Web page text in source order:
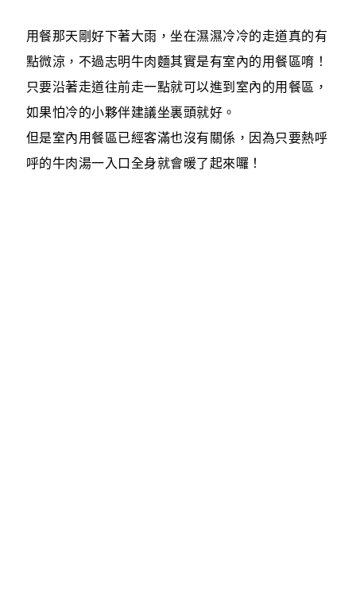
用餐那天剛好下著大雨，坐在濕濕冷冷的走道真的有
點微涼，不過志明牛肉麵其實是有室內的用餐區唷！
只要沿著走道往前走一點就可以進到室內的用餐區，
如果怕冷的小夥伴建議坐裏頭就好。
但是室內用餐區已經客滿也沒有關係，因為只要熱呼
呼的牛肉湯一入口全身就會暖了起來囉！